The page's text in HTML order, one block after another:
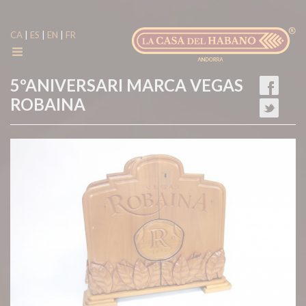
CA | ES | EN | FR
5ºANIVERSARI MARCA VEGAS
ROBAINA